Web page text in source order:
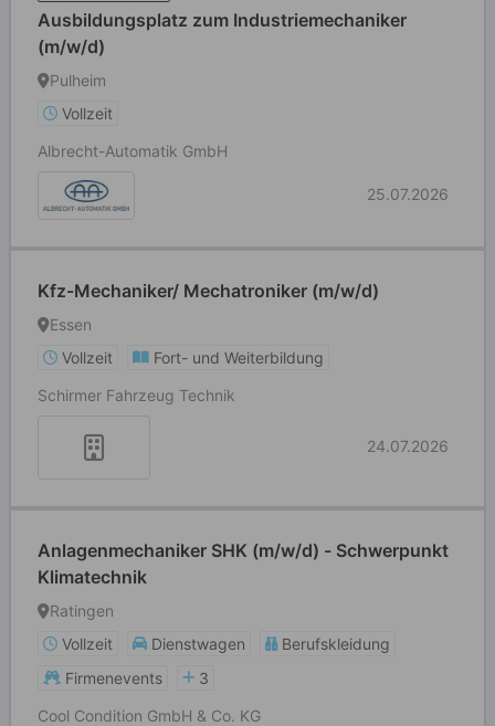
Ausbildungsplatz zum Industriemechaniker
(m/w/d)
Pulheim
Vollzeit
Albrecht-Automatik GmbH
25.07.2026
Kfz-Mechaniker/ Mechatroniker (m/w/d)
Essen
Vollzeit
Fort- und Weiterbildung
Schirmer Fahrzeug Technik
24.07.2026
Anlagenmechaniker SHK (m/w/d) - Schwerpunkt
Klimatechnik
Ratingen
Vollzeit
Dienstwagen
Berufskleidung
Firmenevents
3
Cool Condition GmbH & Co. KG